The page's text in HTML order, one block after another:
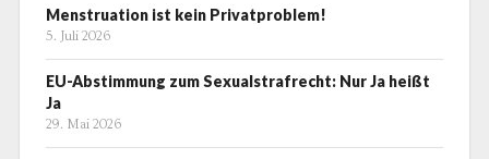
Menstruation ist kein Privatproblem!
5. Juli 2026
EU-Abstimmung zum Sexualstrafrecht: Nur Ja heißt
Ja
29. Mai 2026